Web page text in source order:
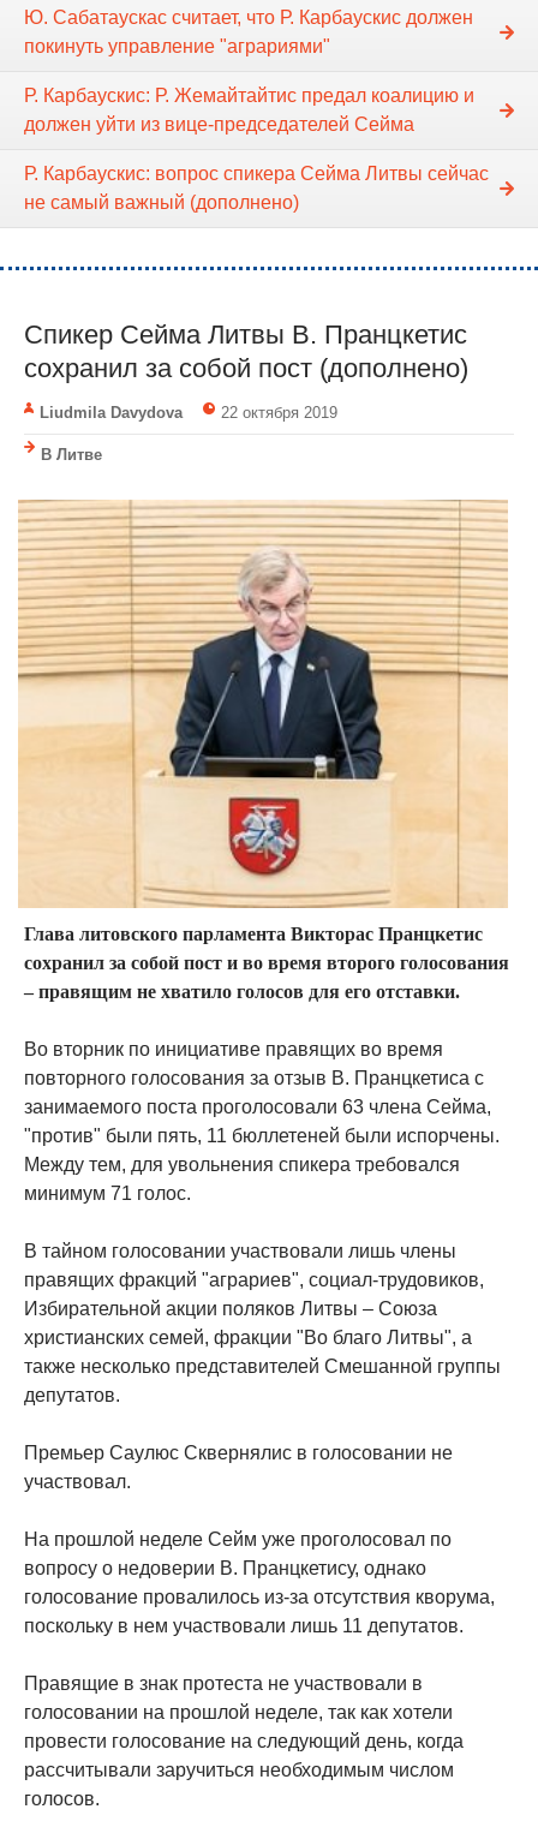
Ю. Сабатаускас считает, что Р. Карбаускис должен
покинуть управление "аграриями"
Р. Карбаускис: Р. Жемайтайтис предал коалицию и
должен уйти из вице-председателей Сейма
Р. Карбаускис: вопрос спикера Cейма Литвы сейчас
не самый важный (дополнено)
Спикер Сейма Литвы В. Пранцкетис
сохранил за собой пост (дополнено)
Liudmila Davydova 22 октября 2019
В Литве
Глава литовского парламента Викторас Пранцкетис
сохранил за собой пост и во время второго голосования
– правящим не хватило голосов для его отставки.
Во вторник по инициативе правящих во время
повторного голосования за отзыв В. Пранцкетиса с
занимаемого поста проголосовали 63 члена Сейма,
"против" были пять, 11 бюллетеней были испорчены.
Между тем, для увольнения спикера требовался
минимум 71 голос.
В тайном голосовании участвовали лишь члены
правящих фракций "аграриев", социал-трудовиков,
Избирательной акции поляков Литвы – Союза
христианских семей, фракции "Во благо Литвы", а
также несколько представителей Смешанной группы
депутатов.
Премьер Саулюс Сквернялис в голосовании не
участвовал.
На прошлой неделе Сейм уже проголосовал по
вопросу о недоверии В. Пранцкетису, однако
голосование провалилось из-за отсутствия кворума,
поскольку в нем участвовали лишь 11 депутатов.
Правящие в знак протеста не участвовали в
голосовании на прошлой неделе, так как хотели
провести голосование на следующий день, когда
рассчитывали заручиться необходимым числом
голосов.